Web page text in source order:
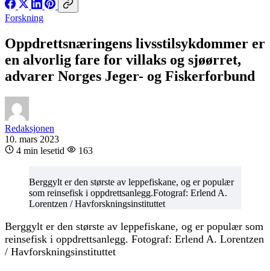
Forskning
Oppdrettsnæringens livsstilsykdommer er
en alvorlig fare for villaks og sjøørret,
advarer Norges Jeger- og Fiskerforbund
Redaksjonen
10. mars 2023
4 min lesetid
163
Berggylt er den største av leppefiskane, og er populær
som reinsefisk i oppdrettsanlegg.Fotograf: Erlend A.
Lorentzen / Havforskningsinstituttet
Berggylt er den største av leppefiskane, og er populær som
reinsefisk i oppdrettsanlegg. Fotograf: Erlend A. Lorentzen
/ Havforskningsinstituttet